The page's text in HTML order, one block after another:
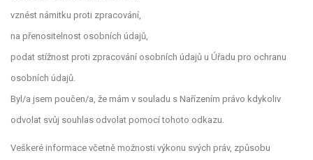
vznést námitku proti zpracování,
na přenositelnost osobních údajů,
podat stížnost proti zpracování osobních údajů u Úřadu pro ochranu
osobních údajů.
Byl/a jsem poučen/a, že mám v souladu s Nařízením právo kdykoliv
odvolat svůj souhlas odvolat pomocí tohoto odkazu.
Veškeré informace včetně možnosti výkonu svých práv, způsobu